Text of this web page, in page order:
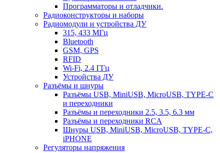
Программаторы и отладчики.
Радиоконструкторы и наборы
Радиомодули и устройства ДУ
315, 433 МГц
Bluetooth
GSM, GPS
RFID
Wi-Fi, 2.4 ГГц
Устройства ДУ
Разъёмы и шнуры
Разъёмы USB, MiniUSB, MicroUSB, TYPE-C
и переходники
Разъёмы и переходники 2.5, 3.5, 6.3 мм
Разъёмы и переходники RCA
Шнуры USB, MiniUSB, MicroUSB, TYPE-C,
iPHONE
Регуляторы напряжения